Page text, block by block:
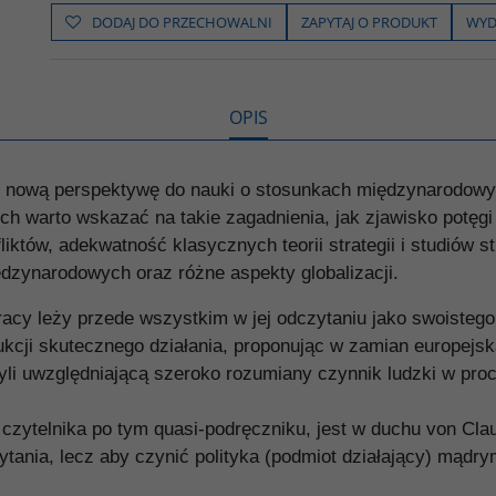
b
o
t
e
p
L
i
i
e
ę
DODAJ DO PRZECHOWALNI ZAPYTAJ O PRODUKT
OPIS
nową perspektywę do nauki o stosunkach
warto wskazać na takie zagadnienia, jak zjawisko
adekwatność klasycznych teorii strategii i studiów
oraz różne aspekty globalizacji.
leży przede wszystkim w jej odczytaniu jako
skutecznego działania, proponując w zamian
uwzględniającą szeroko rozumiany czynnik ludzki w
po tym quasi-podręczniku, jest w duchu von
lecz aby czynić polityka (podmiot działający)